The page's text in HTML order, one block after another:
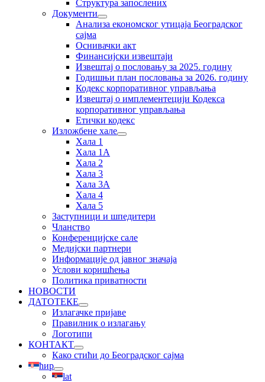
Структура запослених
Документи
Анализа економског утицаја Београдског
сајма
Оснивачки акт
Финансијски извештаји
Извештај о пословању за 2025. годину
Годишњи план пословања за 2026. годину
Кодекс корпоративног управљања
Извештај о имплементецији Кодекса
корпоративног управљања
Етички кодекс
Изложбене хале
Хала 1
Хала 1А
Хала 2
Хала 3
Хала 3А
Хала 4
Хала 5
Заступници и шпедитери
Чланство
Конференцијске сале
Медијски партнери
Информације од јавног значаја
Услови коришћења
Политика приватности
НОВОСТИ
ДАТОТЕКЕ
Излагачке пријаве
Правилник о излагању
Логотипи
КОНТАКТ
Како стићи до Београдског сајма
ћир
lat